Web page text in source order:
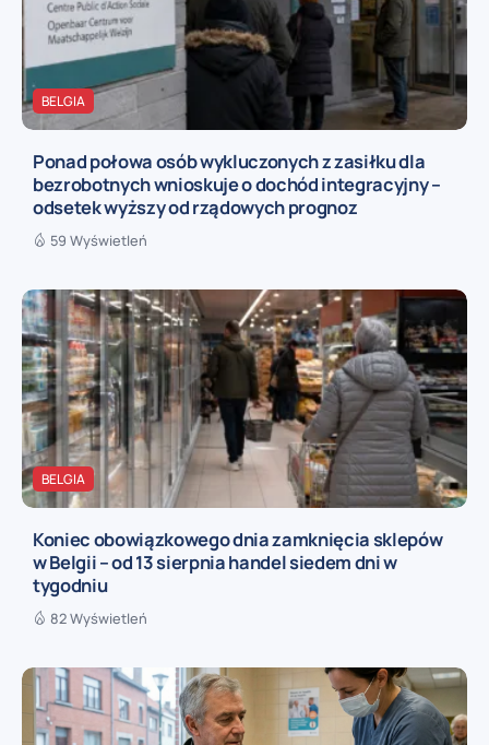
BELGIA
Ponad połowa osób wykluczonych z zasiłku dla
bezrobotnych wnioskuje o dochód integracyjny –
odsetek wyższy od rządowych prognoz
59 Wyświetleń
BELGIA
Koniec obowiązkowego dnia zamknięcia sklepów
w Belgii – od 13 sierpnia handel siedem dni w
tygodniu
82 Wyświetleń